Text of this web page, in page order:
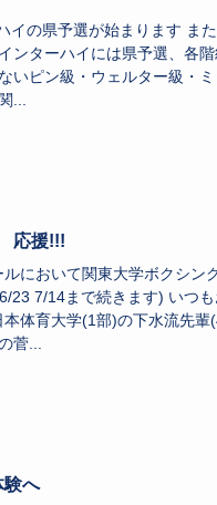
イの県予選が始まります ま
ンターハイには県予選、各
いピン級・ウェルター級・
...
応援!!!
において関東大学ボクシン
23 7/14まで続きます) いつ
体育大学(1部)の下水流先輩
菅...
へ